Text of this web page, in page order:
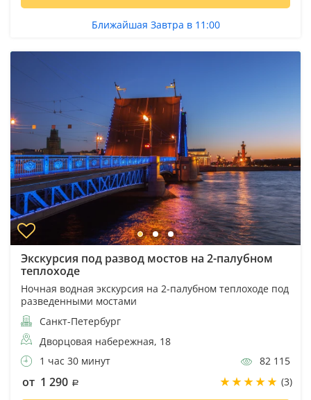
Ближайшая Завтра в 11:00
Экскурсия под развод мостов на 2-палубном
теплоходе
Ночная водная экскурсия на 2-палубном теплоходе под
разведенными мостами
Санкт-Петербург
Дворцовая набережная, 18
1 час 30 минут
82 115
от 1 290 (3)